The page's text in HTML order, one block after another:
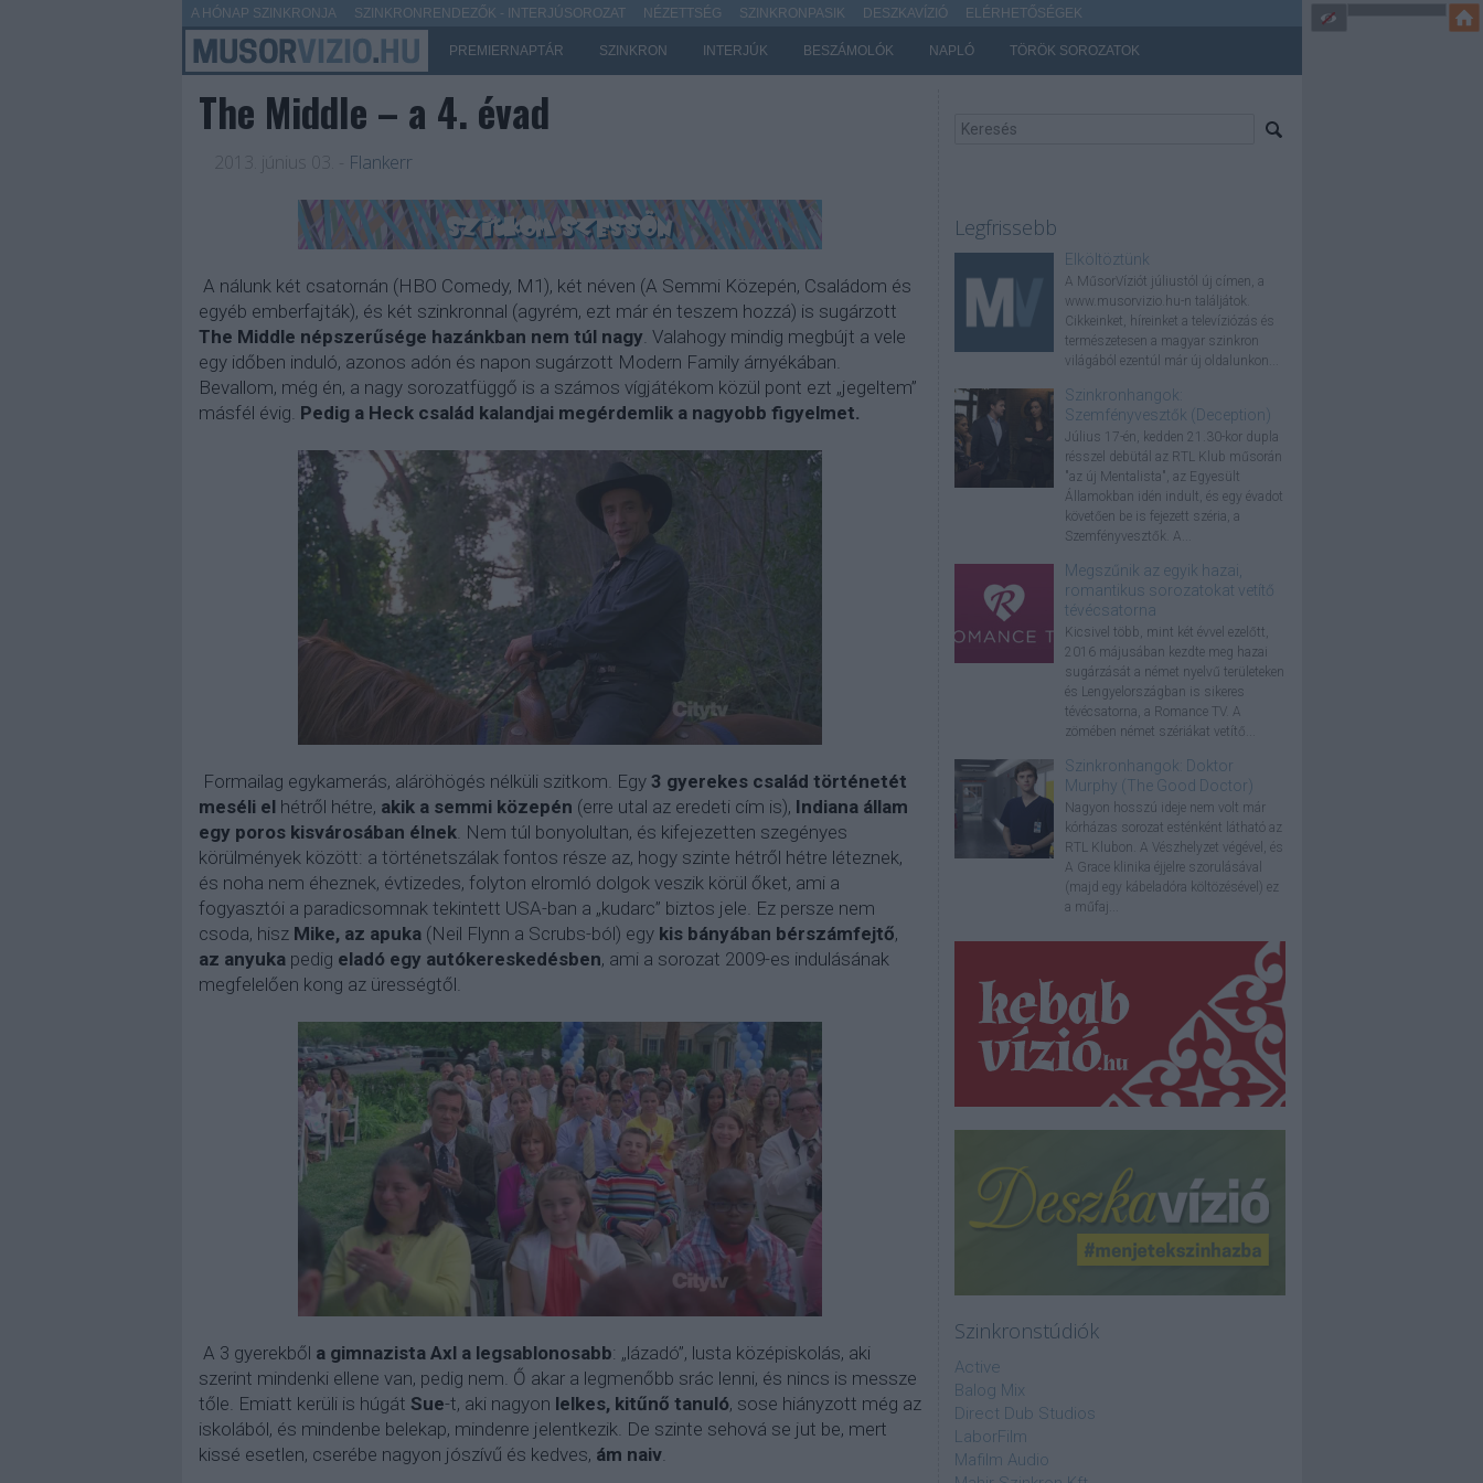
PREMIERNAPTÁR SZINKRON INTERJÚK BESZÁMOLÓK NAPLÓ TÖRÖK SOROZATOK
A HÓNAP SZINKRONJA SZINKRONRENDEZŐK - INTERJÚSOROZAT NÉZETTSÉG SZINKRONPASIK DESZKAVÍZIÓ ELÉRHETŐSÉGEK
The Middle – a 4. évad
2013. június 03. Flankerr
A nálunk két csatornán (HBO Comedy, M1), két néven (A Semmi Közepén, Családom és
egyéb emberfajták), és két szinkronnal (agyrém, ezt már én teszem hozzá) is sugárzott
The Middle népszerűsége hazánkban nem túl nagy. Valahogy mindig megbújt a vele
egy időben induló, azonos adón és napon sugárzott Modern Family árnyékában.
Bevallom, még én, a nagy sorozatfüggő is a számos vígjátékom közül pont ezt „jegeltem”
másfél évig. Pedig a Heck család kalandjai megérdemlik a nagyobb figyelmet.
Formailag egykamerás, aláröhögés nélküli szitkom. Egy 3 gyerekes család történetét
meséli elhétről hétre, akik a semmi közepén (erre utal az eredeti cím is), Indiana állam
egy poros kisvárosában élnek. Nem túl bonyolultan, és kifejezetten szegényes
körülmények között: a történetszálak fontos része az, hogy szinte hétről hétre léteznek,
és noha nem éheznek, évtizedes, folyton elromló dolgok veszik körül őket, ami a
fogyasztói a paradicsomnak tekintett USA-ban a „kudarc” biztos jele. Ez persze nem
csoda, hisz Mike, az apuka(Neil Flynn a Scrubs-ból) egy kis bányában bérszámfejtő,
az anyukapedig eladó egy autókereskedésben, ami a sorozat 2009-es indulásának
megfelelően kong az ürességtől.
A 3 gyerekből a gimnazista Axl a legsablonosabb: „lázadó”, lusta középiskolás, aki
szerint mindenki ellene van, pedig nem. Ő akar a legmenőbb srác lenni, és nincs is messze
tőle. Emiatt kerüli is húgát Sue-t, aki nagyon lelkes, kitűnő tanuló, sose hiányzott még az
iskolából, és mindenbe belekap, mindenre jelentkezik. De szinte sehová se jut be, mert
kissé esetlen, cserébe nagyon jószívű és kedves, ám naiv.
Legfrissebb
Elköltöztünk
A MűsorVíziót júliustól új címen, a
www.musorvizio.hu-n találjátok.
Cikkeinket, híreinket a televíziózás és
természetesen a magyar szinkron
világából ezentúl már új oldalunkon...
Szinkronhangok:
Szemfényvesztők (Deception)
Július 17-én, kedden 21.30-kor dupla
résszel debütál az RTL Klub műsorán
"az új Mentalista", az Egyesült
Államokban idén indult, és egy évadot
követően be is fejezett széria, a
Szemfényvesztők. A...
Megszűnik az egyik hazai,
romantikus sorozatokat vetítő
tévécsatorna
Kicsivel több, mint két évvel ezelőtt,
2016 májusában kezdte meg hazai
sugárzását a német nyelvű területeken
és Lengyelországban is sikeres
tévécsatorna, a Romance TV. A
zömében német szériákat vetítő...
Szinkronhangok: Doktor
Murphy (The Good Doctor)
Nagyon hosszú ideje nem volt már
kórházas sorozat esténként látható az
RTL Klubon. A Vészhelyzet végével, és
A Grace klinika éjjelre szorulásával
(majd egy kábeladóra költözésével) ez
a műfaj...
Szinkronstúdiók
Active
Balog Mix
Direct Dub Studios
LaborFilm
Mafilm Audio